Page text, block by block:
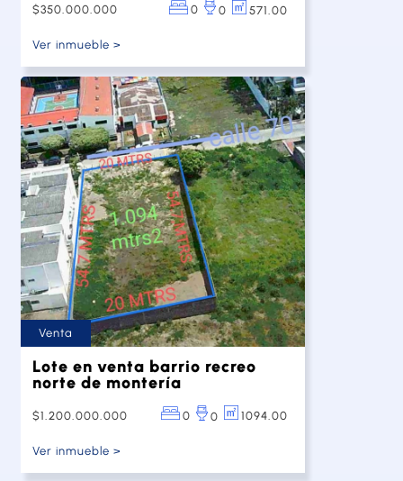
$350.000.000 0 0 571.00
Ver inmueble >
Venta
Lote en venta barrio recreo
norte de montería
$1.200.000.000 0 0 1094.00
Ver inmueble >